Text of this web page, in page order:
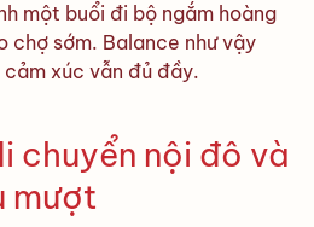
một buổi đi bộ ngắm hoàng
chợ sớm. Balance như vậy
xúc vẫn đủ đầy.
chuyển nội đô và
mượt